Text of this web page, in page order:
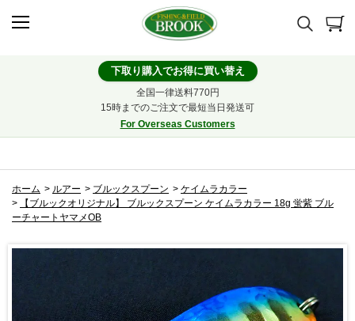
下取り購入でお得に買い替え
全国一律送料770円
15時までのご注文で最短当日発送可
For Overseas Customers
ホーム > ルアー > ブルックスプーン > ケイムラカラー
>
【ブルックオリジナル】 ブルックスプーン ケイムラカラー 18g 蛍紫 ブル
ーチャートヤマメOB